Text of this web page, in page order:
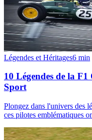
Légendes et Héritages6 min
10 Légendes de la
Sport
Plongez dans l'univers des
ces pilotes emblématiques